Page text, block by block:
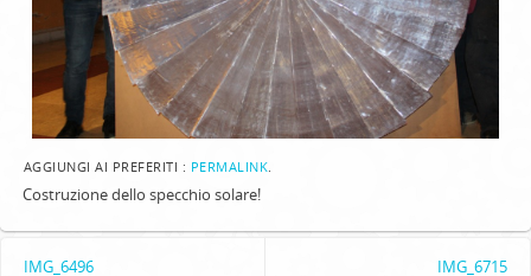
AGGIUNGI AI PREFERITI : PERMALINK.
Costruzione dello specchio solare!
IMG_6496 IMG_6715